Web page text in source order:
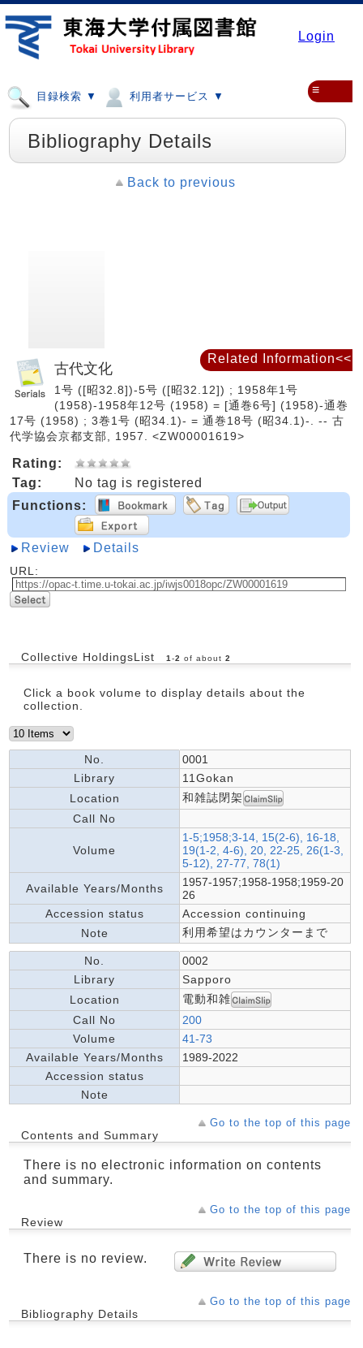
Login
目録検索 ▼ 利用者サービス ▼ ≡
Bibliography Details
Back to previous
古代文化
1号 ([昭32.8])-5号 ([昭32.12]) ; 1958年1号
(1958)-1958年12号 (1958) = [通巻6号] (1958)-通巻
17号 (1958) ; 3巻1号 (昭34.1)- = 通巻18号 (昭34.1)-. -- 古
代学協会京都支部, 1957. <ZW00001619>
Rating:
Tag:
No tag is registered
Functions:
Review Details
URL:
Collective HoldingsList 1 -2 of about 2
Click a book volume to display details about the
collection.
No.
0001
Library
11Gokan
Location
和雑誌閉架
Call No
Volume
1-5;1958;3-14, 15(2-6), 16-18,
19(1-2, 4-6), 20, 22-25, 26(1-3,
5-12), 27-77, 78(1)
Available Years/Months
1957-1957;1958-1958;1959-20
26
Accession status
Accession continuing
Note
利用希望はカウンターまで
No.
0002
Library
Sapporo
Location
電動和雑
Call No
200
Volume
41-73
Available Years/Months
1989-2022
Accession status
Note
Go to the top of this page
Contents and Summary
There is no electronic information on contents
and summary.
Go to the top of this page
Review
There is no review.
Go to the top of this page
Bibliography Details
Related Information<<